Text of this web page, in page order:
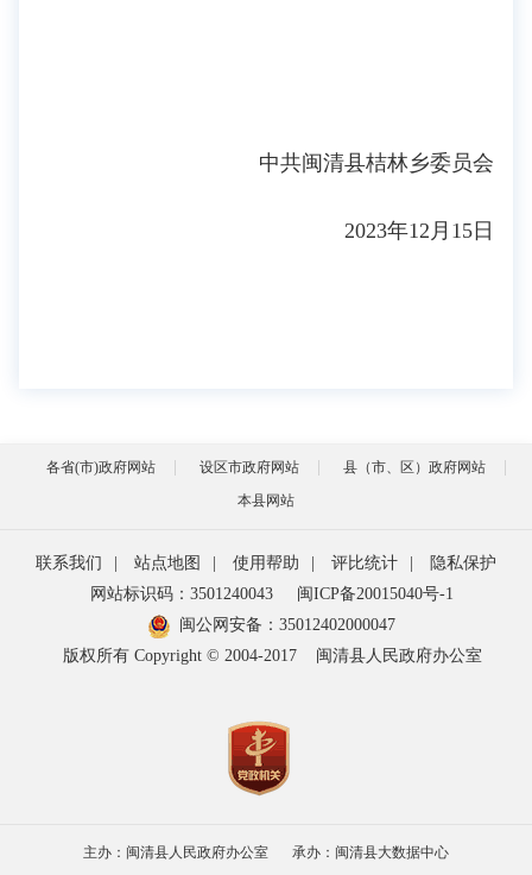
中共闽清县桔林乡委员会
2023年12月15日
各省(市)政府网站 设区市政府网站
县（市、区）政府网站
本县网站
联系我们 站点地图 使用帮助 评比统计
隐私保护
网站标识码：3501240043
闽ICP备20015040号-1
闽公网安备： 35012402000047
版权所有 Copyright © 2004-2017
闽清县人民政府办公室
主办：闽清县人民政府办公室 承办：闽清县大数据中心